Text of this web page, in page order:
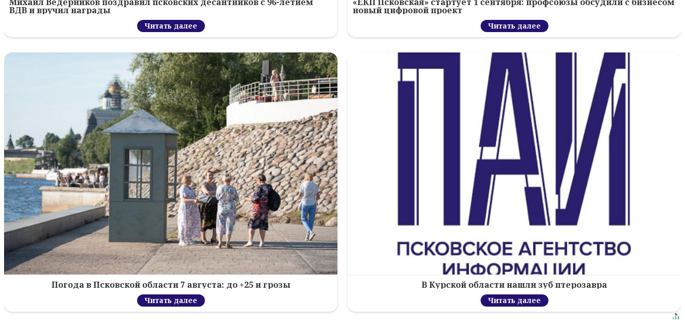
ВДВ и вручил награды
Читать далее
новый цифровой проект
Читать далее
Погода в Псковской области 7 августа: до +25 и грозы
Читать далее
В Курской области нашли зуб птерозавра
Читать далее